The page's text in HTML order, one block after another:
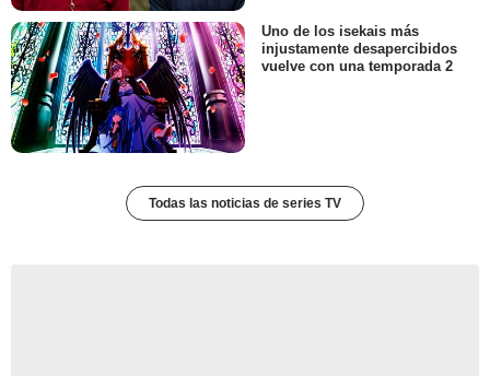
Uno de los isekais más
injustamente desapercibidos
vuelve con una temporada 2
Todas las noticias de series TV